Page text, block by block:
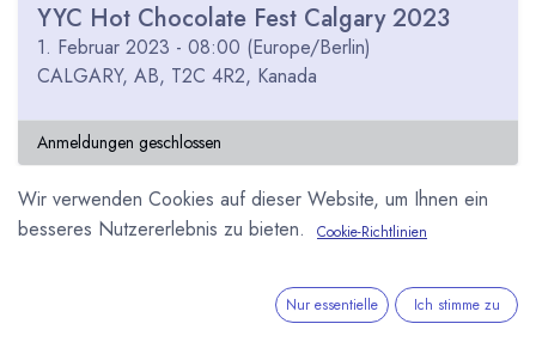
YYC Hot Chocolate Fest Calgary 2023
1. Februar 2023 - 08:00 (Europe/Berlin)
CALGARY, AB, T2C 4R2, Kanada
Anmeldungen geschlossen
Wir verwenden Cookies auf dieser Website, um Ihnen ein
besseres Nutzererlebnis zu bieten.
Cookie-Richtlinien
Nur essentielle Ich stimme zu